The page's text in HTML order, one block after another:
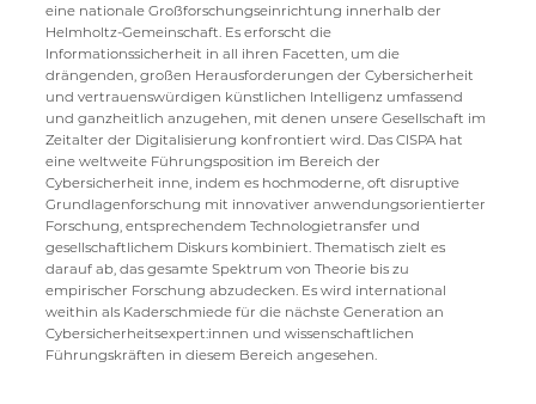
eine nationale Großforschungseinrichtung innerhalb der
Helmholtz-Gemeinschaft. Es erforscht die
Informationssicherheit in all ihren Facetten, um die
drängenden, großen Herausforderungen der Cybersicherheit
und vertrauenswürdigen künstlichen Intelligenz umfassend
und ganzheitlich anzugehen, mit denen unsere Gesellschaft im
Zeitalter der Digitalisierung konfrontiert wird. Das CISPA hat
eine weltweite Führungsposition im Bereich der
Cybersicherheit inne, indem es hochmoderne, oft disruptive
Grundlagenforschung mit innovativer anwendungsorientierter
Forschung, entsprechendem Technologietransfer und
gesellschaftlichem Diskurs kombiniert. Thematisch zielt es
darauf ab, das gesamte Spektrum von Theorie bis zu
empirischer Forschung abzudecken. Es wird international
weithin als Kaderschmiede für die nächste Generation an
Cybersicherheitsexpert:innen und wissenschaftlichen
Führungskräften in diesem Bereich angesehen.